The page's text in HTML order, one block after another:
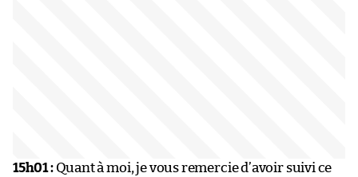
15h01 :Quant à moi, je vous remercie d’avoir suivi ce